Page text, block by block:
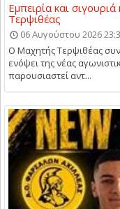
Εμπειρία και
Τερψιθέας
06 Αυγούστου 2026
Ο Μαχητής Τερψιθέας
ενόψει της νέας
παρουσιαστεί αντ...